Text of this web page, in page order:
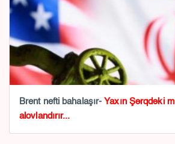
Brent nefti bahalaşır- Yaxın Şərqdəki
alovlandırır...